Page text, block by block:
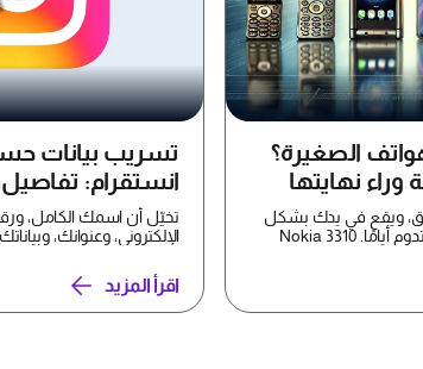
الصغيرة؟
وراء نهايتها
ويقع في يدك بشكل
مريح، وكانت بطاريته تدوم أيامًا. Nokia 3310
تسريب بيانات
انستقرام:
لحماية بياناتك
تخيّل أن اسمك الكامل،
الإلكتروني، وعنوانك،
اقرأ المزيد